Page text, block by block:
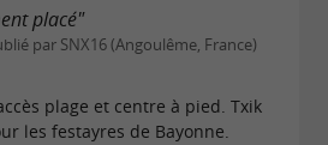
placé"
par SNX16 (Angoulême, France)
plage et centre à pied. Txik
les festayres de Bayonne.